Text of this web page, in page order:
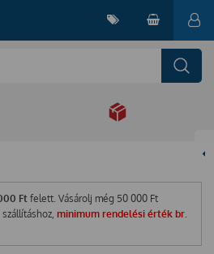
Ftfelett. Vásárolj még 50 000 Ft
minimum rendelési érték br.